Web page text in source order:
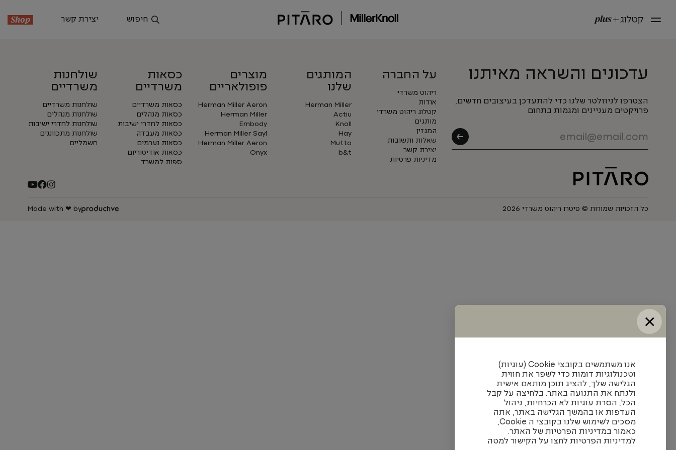
חיפוש יצירת קשר Shop
עדכונים והשראה מאיתנו
הצטרפו לניוזלטר שלנו כדי להתעדכן בעיצובים חדשים,
פרויקטים מעניינים ומגמות בתחום
על החברה
ריהוט משרדי
אודות
קטלוג ריהוט משרדי
מותגים
המגזין
שאלות ותשובות
יצירת קשר
מדיניות פרטיות
המותגים
שלנו
Herman Miller
Actiu
Knoll
Hay
Mutto
b&t
מוצרים
פופולאריים
Herman Miller Aeron
Herman Miller
Embody
Herman Miller Sayl
Herman Miller Aeron
Onyx
כסאות
משרדיים
כסאות משרדיים
כסאות מנהלים
כסאות לחדרי ישיבות
כסאות מעבדה
כסאות נערמים
כסאות אודיטוריום
ספות למשרד
שולחנות
משרדיים
שולחנות משרדיים
שולחנות מנהלים
שולחנות לחדרי ישיבות
שולחנות מתכווננים
חשמליים
כל הזכויות שמורות © פיטרו ריהוט משרדי 2026 Made with ❤ by
×
אנו משתמשים בקובצי Cookie (עוגיות)
וטכנולוגיות דומות כדי לשפר את חווית
הגלישה שלך, להציג תוכן מותאם אישית
ולנתח את התנועה באתר. בלחיצה על קבל
הכל, הסרת עוגיות לא הכרחיות, ניהול
העדפות או בהמשך הגלישה באתר, אתה
מסכים לשימוש שלנו בקובצי ה Cookie,
כאמור במדיניות הפרטיות של האתר.
למדיניות הפרטיות לחצו על הקישור למטה